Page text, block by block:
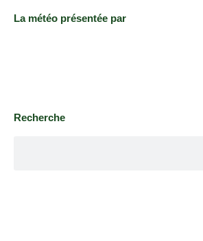
La météo présentée par
Recherche